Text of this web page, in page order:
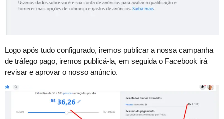
Logo após tudo configurado, iremos publicar a nossa campanha
de tráfego pago, iremos publicá-la, em seguida o Facebook irá
revisar e aprovar o nosso anúncio.